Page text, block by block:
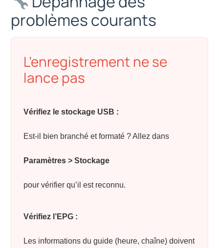
problèmes courants
L’enregistrement ne se
lance pas
Vérifiez le stockage USB :
Est-il bien branché et formaté ? Allez dans
Paramètres > Stockage
pour vérifier qu’il est reconnu.
Vérifiez l’EPG :
Les informations du guide (heure, chaîne) doivent